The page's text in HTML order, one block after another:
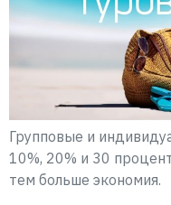
Групповые и
10%, 20% и 30
тем больше экономия.